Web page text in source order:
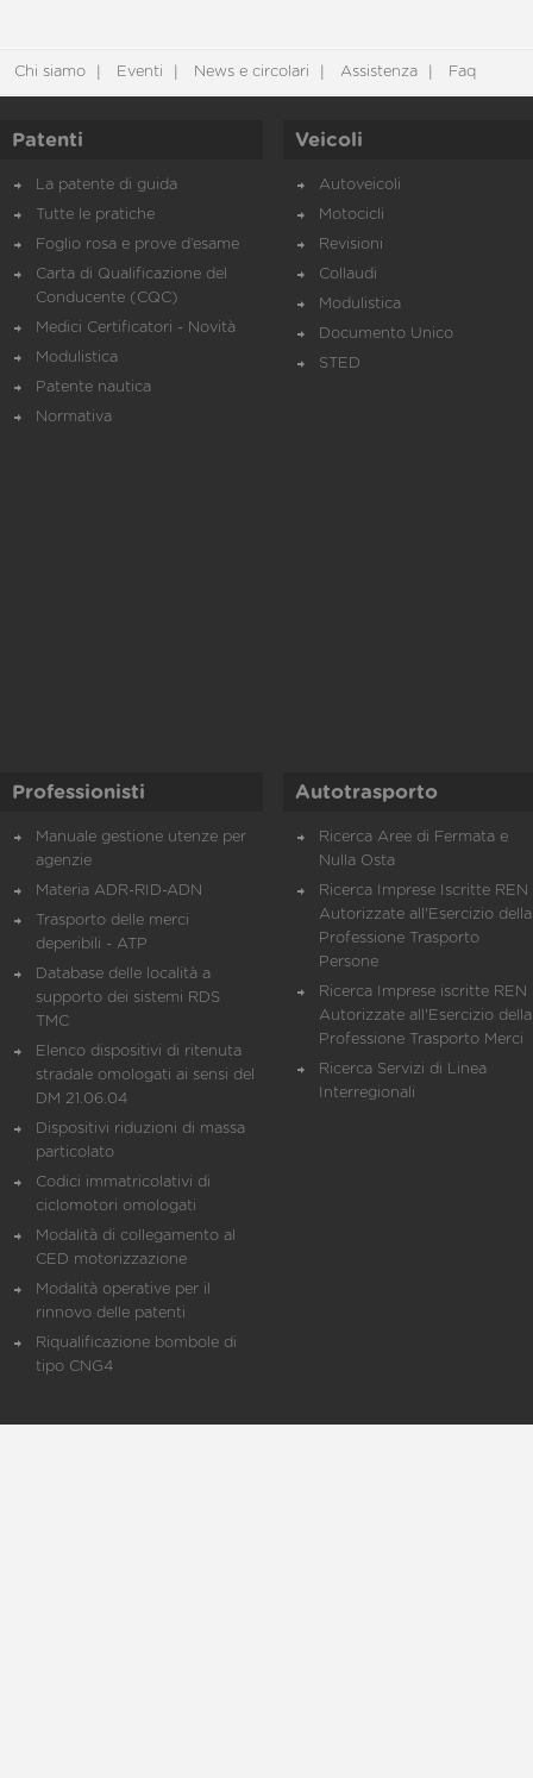
Chi siamo Eventi News e circolari Assistenza Faq
Patenti
La patente di guida
Tutte le pratiche
Foglio rosa e prove d’esame
Carta di Qualificazione del
Conducente (CQC)
Medici Certificatori - Novità
Modulistica
Patente nautica
Normativa
Veicoli
Autoveicoli
Motocicli
Revisioni
Collaudi
Modulistica
Documento Unico
STED
Professionisti
Manuale gestione utenze per
agenzie
Materia ADR-RID-ADN
Trasporto delle merci
deperibili - ATP
Database delle località a
supporto dei sistemi RDS
TMC
Elenco dispositivi di ritenuta
stradale omologati ai sensi del
DM 21.06.04
Dispositivi riduzioni di massa
particolato
Codici immatricolativi di
ciclomotori omologati
Modalità di collegamento al
CED motorizzazione
Modalità operative per il
rinnovo delle patenti
Riqualificazione bombole di
tipo CNG4
Autotrasporto
Ricerca Aree di Fermata e
Nulla Osta
Ricerca Imprese Iscritte REN
Autorizzate all'Esercizio della
Professione Trasporto
Persone
Ricerca Imprese iscritte REN
Autorizzate all'Esercizio della
Professione Trasporto Merci
Ricerca Servizi di Linea
Interregionali